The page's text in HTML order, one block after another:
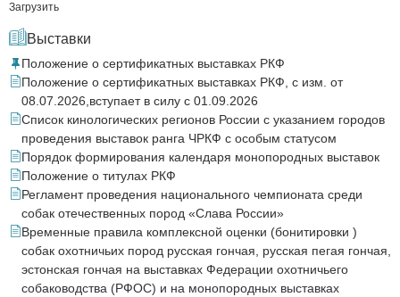
Загрузить
Выставки
Положение о сертификатных выставках РКФ
Положение о сертификатных выставках РКФ, с изм. от
08.07.2026,вступает в силу с 01.09.2026
Список кинологических регионов России с указанием городов
проведения выставок ранга ЧРКФ с особым статусом
Порядок формирования календаря монопородных выставок
Положение о титулах РКФ
Регламент проведения национального чемпионата среди
собак отечественных пород «Слава России»
Временные правила комплексной оценки (бонитировки )
собак охотничьих пород русская гончая, русская пегая гончая,
эстонская гончая на выставках Федерации охотничьего
собаководства (РФОС) и на монопородных выставках